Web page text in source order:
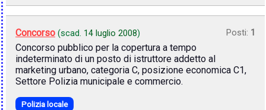
Concorso (scad. 14 luglio 2008) Posti: 1
Concorso pubblico per la copertura a tempo
indeterminato di un posto di istruttore addetto al
marketing urbano, categoria C, posizione economica C1,
Settore Polizia municipale e commercio.
Polizia locale